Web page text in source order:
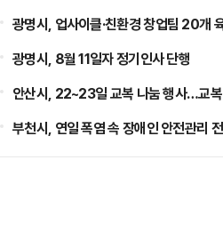
광명시, 업사이클·친환경 창업팀 20개
광명시, 8월 11일자 정기인사 단행
안산시, 22~23일 교복 나눔 행사…교복
부천시, 연일 폭염 속 장애인 안전관리